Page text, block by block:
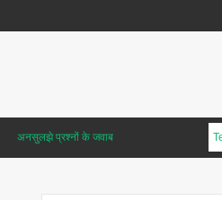
अनसुलझे प्रश्नों के जवाब